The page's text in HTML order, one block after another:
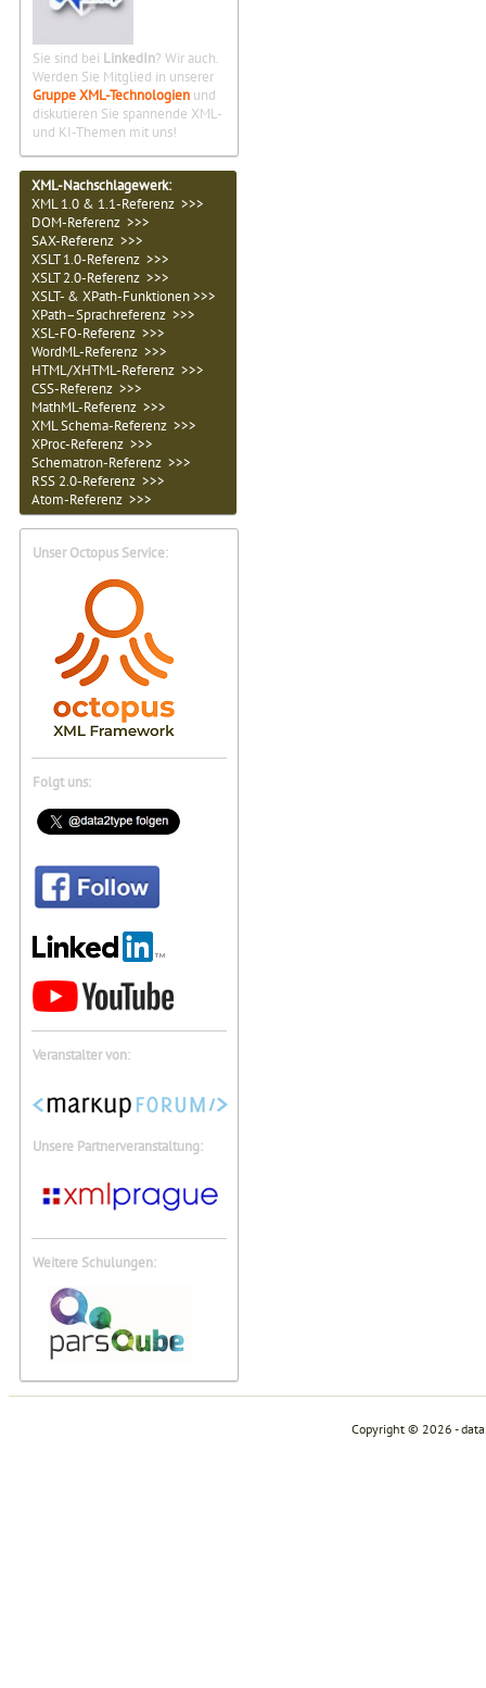
Sie sind bei LinkedIn? Wir auch.
Werden Sie Mitglied in unserer
Gruppe XML-Technologien und
diskutieren Sie spannende XML-
und KI-Themen mit uns!
XML-Nachschlagewerk:
XML 1.0 & 1.1-Referenz >>>
DOM-Referenz >>>
SAX-Referenz >>>
XSLT 1.0-Referenz >>>
XSLT 2.0-Referenz >>>
XSLT- & XPath-Funktionen >>>
XPath–Sprachreferenz >>>
XSL-FO-Referenz >>>
WordML-Referenz >>>
HTML/XHTML-Referenz >>>
CSS-Referenz >>>
MathML-Referenz >>>
XML Schema-Referenz >>>
XProc-Referenz >>>
Schematron-Referenz >>>
RSS 2.0-Referenz >>>
Atom-Referenz >>>
Unser Octopus Service:
Folgt uns:
Veranstalter von:
Unsere Partnerveranstaltung:
Weitere Schulungen:
Copyright © 2026 -